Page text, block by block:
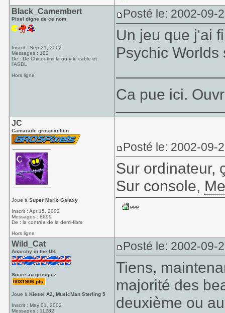
Black_Camembert
Pixel digne de ce nom
Inscrit : Sep 21, 2002
Messages : 102
De : De Chicoutimi la ou y le cable et
l'ASDL
Hors ligne
Posté le: 2002-09-
Un jeu que j'ai
Psychic
Ca pue ici.
JC
Camarade grospixelien
Joue àSuper Mario Galaxy
Inscrit : Apr 15, 2002
Messages : 8699
De : la contrée de la demi-fibre
Hors ligne
Posté le: 2002-09-
Sur ordinateur,
Sur console,
Wild_Cat
Anarchy in the UK
Score au grosquiz
0031906 pts.
Joue àKiesel A2, MusicMan Sterling 5
Inscrit : May 01, 2002
Messages : 11282
Posté le: 2002-09-
Tiens,
majorité des
deuxième ou